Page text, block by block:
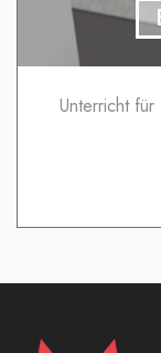
Unterricht